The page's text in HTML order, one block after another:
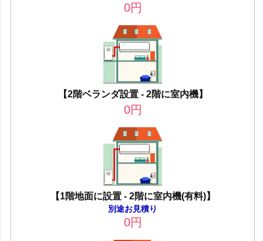
0円
【2階ベランダ設置 - 2階に室内機】
0円
【1階地面に設置 - 2階に室内機(有料)】
別途お見積り
0円